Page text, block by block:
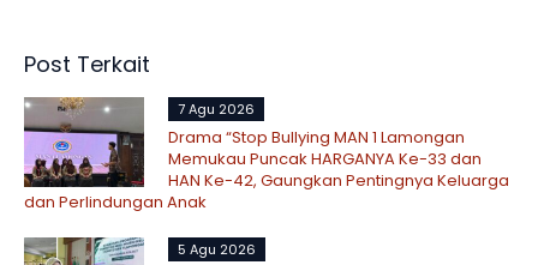
Post Terkait
7 Agu 2026
Drama “Stop Bullying MAN 1 Lamongan
Memukau Puncak HARGANYA Ke-33 dan
HAN Ke-42, Gaungkan Pentingnya Keluarga
dan Perlindungan Anak
5 Agu 2026